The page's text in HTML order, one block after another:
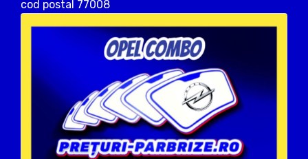
cod postal 77008